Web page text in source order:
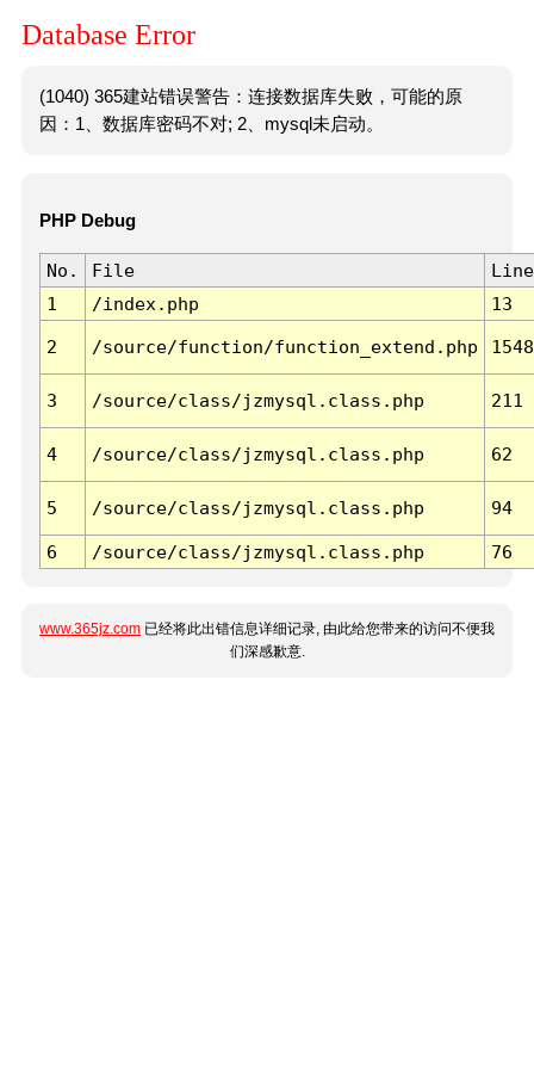
Database Error
(1040) 365建站错误警告：连接数据库失败，可能的原
因：1、数据库密码不对; 2、mysql未启动。
PHP Debug
No. File
Line
1
/index.php 13
2 /source/function/function_extend.php 1548
3 /source/class/jzmysql.class.php 211
4 /source/class/jzmysql.class.php 62
5 /source/class/jzmysql.class.php 94
6 /source/class/jzmysql.class.php 76
www.365jz.com 已经将此出错信息详细记录, 由此给您带来的访问不便我
们深感歉意.